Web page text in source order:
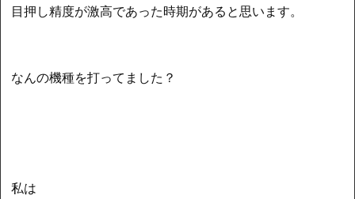
目押し精度が激高であった時期があると思います。
なんの機種を打ってました？
私は